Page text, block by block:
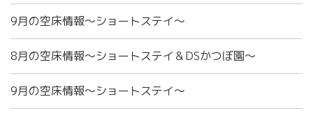
9月の空床情報～ショートステイ～
8月の空床情報～ショートステイ＆DSかつぼ園～
9月の空床情報～ショートステイ～